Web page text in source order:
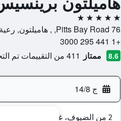
5 نجوم
76 Pitts Bay Road, , هاميلتون, رعية بمبروك, برمودا
+1 441 295 3000
8.6 ممتاز 411 من التقييمات تم التحقق منها
ج 14/8
2 من الضيوف، غرفة واحدة